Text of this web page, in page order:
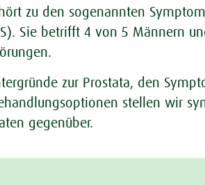
zu den sogenannten
Sie betrifft 4 von 5 Männern
zur Prostata, den
stellen wir
gegenüber.